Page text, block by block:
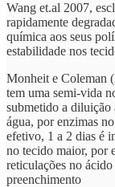
Wang et.al 2007,
rapidamente
química aos seus
estabilidade nos
Monheit e Coleman
tem uma semi-vida
submetido a diluição
água, por enzimas
efetivo, 1 a 2 dias é
no tecido maior, por
reticulações no
preenchimento